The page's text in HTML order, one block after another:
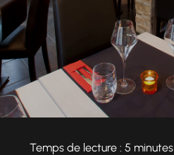
Temps de lecture : 5 minutes